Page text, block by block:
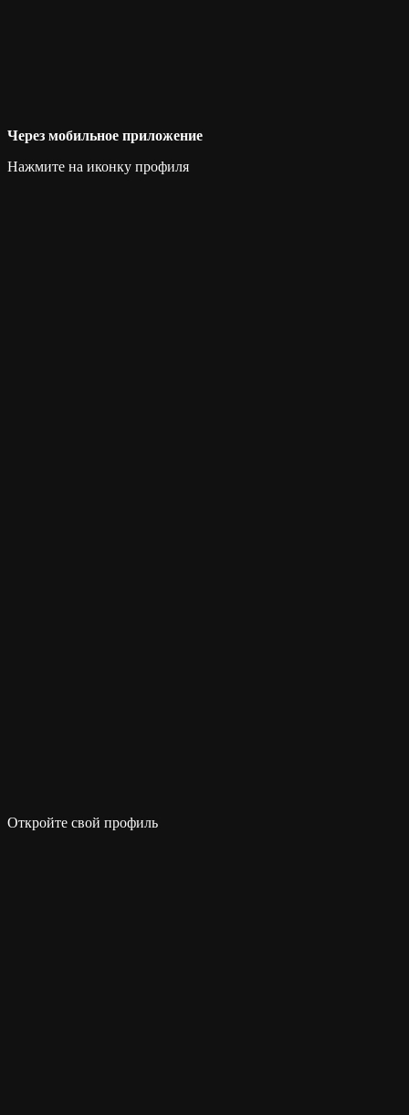
Через мобильное приложение
Нажмите на иконку профиля
Откройте свой профиль